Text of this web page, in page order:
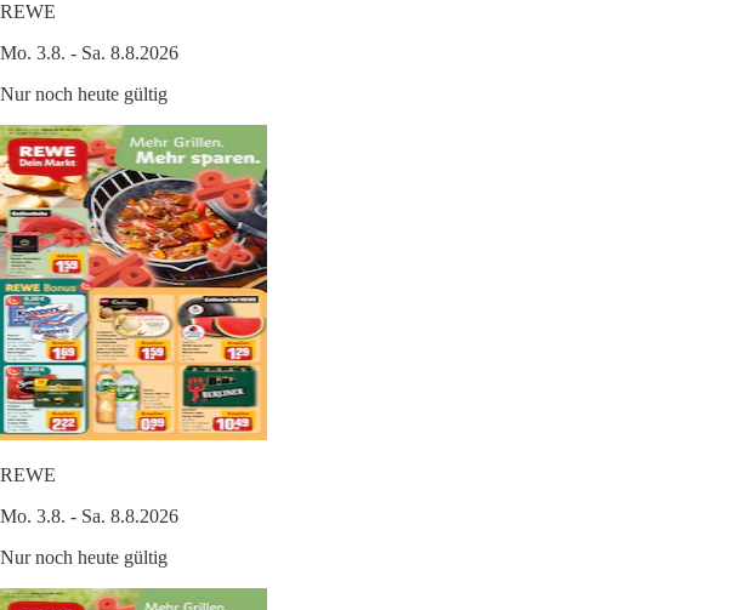
REWE
Mo. 3.8. - Sa. 8.8.2026
Nur noch heute gültig
REWE
Mo. 3.8. - Sa. 8.8.2026
Nur noch heute gültig